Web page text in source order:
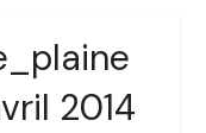
2014